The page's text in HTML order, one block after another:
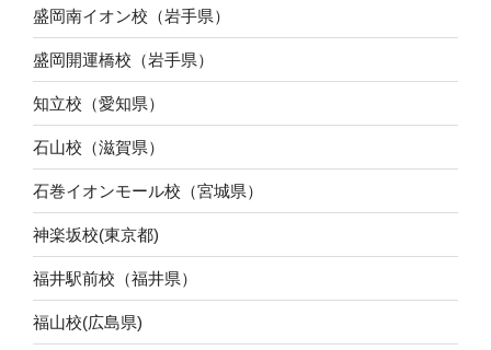
盛岡南イオン校（岩手県）
盛岡開運橋校（岩手県）
知立校（愛知県）
石山校（滋賀県）
石巻イオンモール校（宮城県）
神楽坂校(東京都)
福井駅前校（福井県）
福山校(広島県)